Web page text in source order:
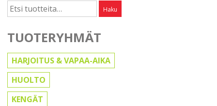
Etsi: Haku
TUOTERYHMÄT
HARJOITUS & VAPAA-AIKA
HUOLTO
KENGÄT